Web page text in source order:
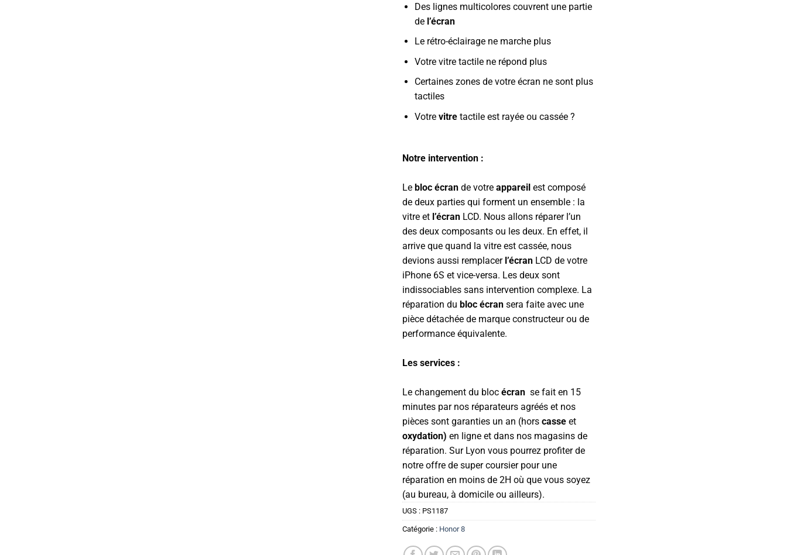
Des lignes multicolores couvrent une partie
de l’écran
Le rétro-éclairage ne marche plus
Votre vitre tactile ne répond plus
Certaines zones de votre écran ne sont plus
tactiles
Votre vitretactile est rayée ou cassée ?
Notre intervention :
Le bloc écran de votre appareil est composé
de deux parties qui forment un ensemble : la
vitre et l’écran LCD. Nous allons réparer l’un
des deux composants ou les deux. En effet, il
arrive que quand la vitre est cassée, nous
devions aussi remplacer l’écran LCD de votre
iPhone 6S et vice-versa. Les deux sont
indissociables sans intervention complexe. La
réparation du bloc écran sera faite avec une
pièce détachée de marque constructeur ou de
performance équivalente.
Les services :
Le changement du bloc écran se fait en 15
minutes par nos réparateurs agréés et nos
pièces sont garanties un an (hors casse et
oxydation) en ligne et dans nos magasins de
réparation. Sur Lyon vous pourrez profiter de
notre offre de super coursier pour une
réparation en moins de 2H où que vous soyez
(au bureau, à domicile ou ailleurs).
UGS : PS1187
Catégorie : Honor 8